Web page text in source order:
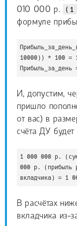
010 000 р.
(1
формуле
10000)) * 100 =
И, допустим,
пришло
от вас) в
счёта ДУ
1 000 000 р.
000 р. (прибыль
вкладчика) = 1
В расчётах
вкладчика из-